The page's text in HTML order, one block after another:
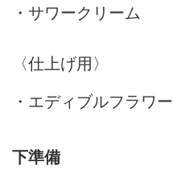
・サワークリーム
〈仕上げ用〉
・エディブルフラワー
下準備